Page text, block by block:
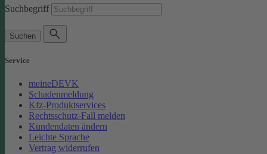
Suchbegriff
Suchen
Service
meineDEVK
Schadenmeldung
Kfz-Produktservices
Rechtsschutz-Fall melden
Kundendaten ändern
Leichte Sprache
Vertrag widerrufen